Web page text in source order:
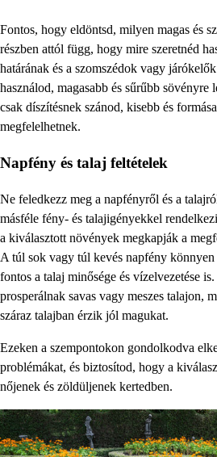
Fontos, hogy eldöntsd, milyen magas és
részben attól függ, hogy mire szeretnéd
határának és a szomszédok vagy
használod, magasabb és sűrűbb sövényre
csak díszítésnek szánod, kisebb és
megfelelhetnek.
Napfény és talaj feltételek
Ne feledkezz meg a napfényről és a
másféle fény- és talajigényekkel
a kiválasztott növények megkapják a
A túl sok vagy túl kevés napfény
fontos a talaj minősége és vízelvezetése
prosperálnak savas vagy meszes talajon,
száraz talajban érzik jól magukat.
Ezeken a szempontokon gondolkodva
problémákat, és biztosítod, hogy a
nőjenek és zöldüljenek kertedben.